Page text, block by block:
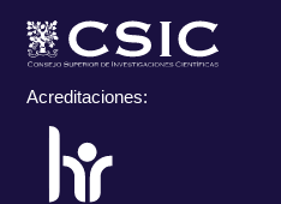
Acreditaciones: